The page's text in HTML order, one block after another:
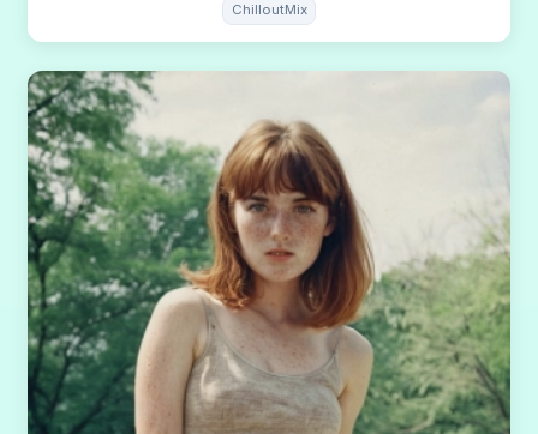
ChilloutMix